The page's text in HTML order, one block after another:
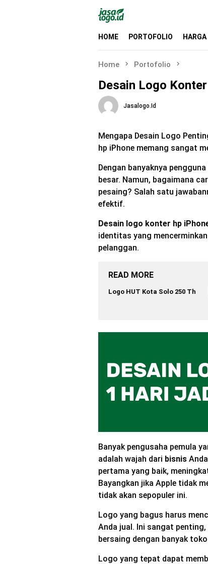
HOME PORTOFOLIO
Home Portofolio
Desain Logo
Jasalogo.id
Mengapa Desain Logo
hp iPhone memang sangat
Dengan banyaknya
besar. Namun, bagaimana
pesaing? Salah satu
efektif.
Desain logo konter hp
identitas yang
pelanggan.
READ MORE
Logo HUT Kota Solo 250 Th
Banyak pengusaha pemula
adalah wajah dari bisnis
pertama yang baik,
Bayangkan jika Apple tidak
tidak akan sepopuler ini.
Logo yang bagus harus
Anda jual. Ini sangat
bersaing dengan banyak
Logo yang tepat dapat